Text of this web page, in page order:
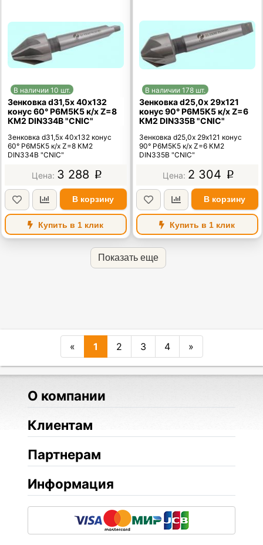
В наличии 10 шт.
Зенковка d31,5х 40х132
конус 60° Р6М5К5 к/х Z=8
КМ2 DIN334B "CNIC"
Зенковка d31,5х 40х132 конус
60° Р6М5К5 к/х Z=8 КМ2
DIN334B "CNIC"
3 288 p
В корзину
Купить в 1 клик
В наличии 178 шт.
Зенковка d25,0х 29х121
конус 90° Р6М5К5 к/х Z=6
КМ2 DIN335B "CNIC"
Зенковка d25,0х 29х121 конус
90° Р6М5К5 к/х Z=6 КМ2
DIN335B "CNIC"
2 304 p
В корзину
Купить в 1 клик
Показать еще
« 1 2 3 4 »
О компании
Клиентам
Партнерам
Информация